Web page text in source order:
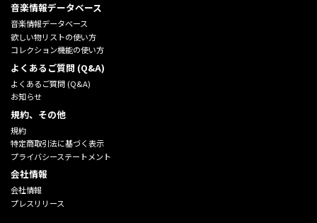
音楽情報データベース
音楽情報データベース
欲しい物リストの使い方
コレクション機能の使い方
よくあるご質問 (Q&A)
よくあるご質問 (Q&A)
お知らせ
規約、その他
規約
特定商取引法に基づく表示
プライバシーステートメント
会社情報
会社情報
プレスリリース